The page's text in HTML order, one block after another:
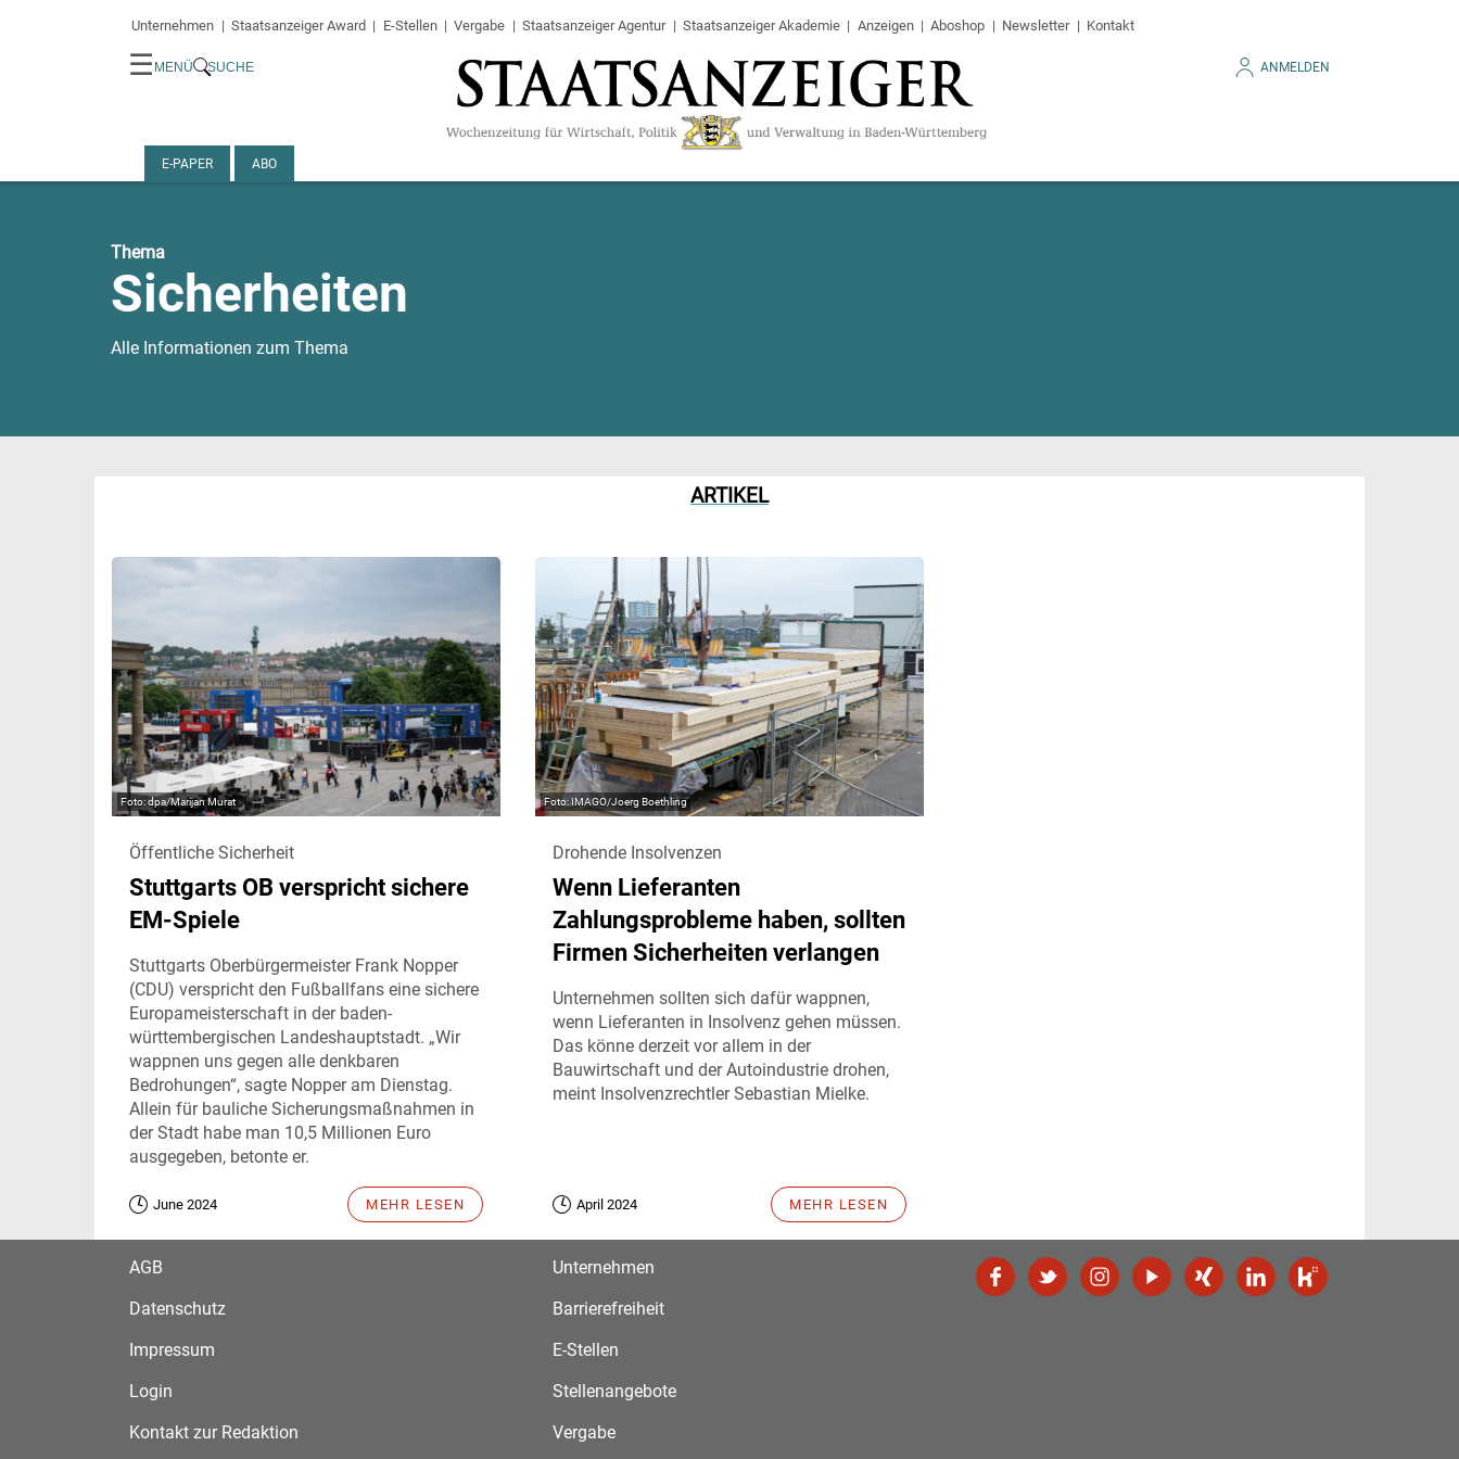
Unternehmen Staatsanzeiger Award E-Stellen Vergabe Staatsanzeiger Agentur Staatsanzeiger Akademie Anzeigen Aboshop Newsletter Kontakt
☰ MENÜ SUCHE ANMELDEN
E-PAPER ABO
Thema
Sicherheiten
Alle Informationen zum Thema
ARTIKEL
dpa/Marijan Murat
Öffentliche Sicherheit
Stuttgarts OB verspricht sichere
EM-Spiele
Stuttgarts Oberbürgermeister Frank Nopper
(CDU) verspricht den Fußballfans eine sichere
Europameisterschaft in der baden-
württembergischen Landeshauptstadt. „Wir
wappnen uns gegen alle denkbaren
Bedrohungen“, sagte Nopper am Dienstag.
Allein für bauliche Sicherungsmaßnahmen in
der Stadt habe man 10,5 Millionen Euro
ausgegeben, betonte er.
June 2024 MEHR LESEN
IMAGO/Joerg Boethling
Drohende Insolvenzen
Wenn Lieferanten
Zahlungsprobleme haben, sollten
Firmen Sicherheiten verlangen
Unternehmen sollten sich dafür wappnen,
wenn Lieferanten in Insolvenz gehen müssen.
Das könne derzeit vor allem in der
Bauwirtschaft und der Autoindustrie drohen,
meint Insolvenzrechtler Sebastian Mielke.
April 2024 MEHR LESEN
AGB
Datenschutz
Impressum
Login
Kontakt zur Redaktion
Unternehmen
Barrierefreiheit
E-Stellen
Stellenangebote
Vergabe